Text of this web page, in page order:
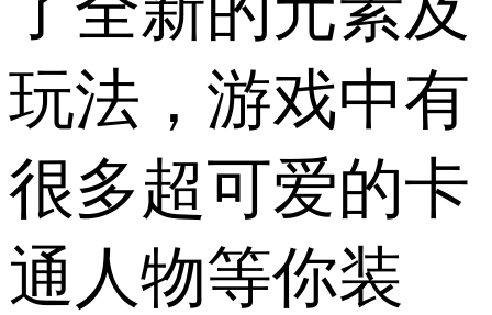
玩法，游戏中有
很多超可爱的卡
通人物等你装